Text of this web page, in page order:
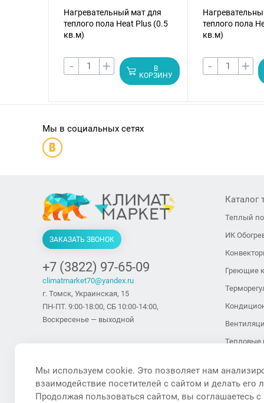
Нагревательный мат для
теплого пола Heat Plus (0.5
кв.м)
- +
В
КОРЗИНУ
теплого пола
кв.м)
- +
Мы в социальных сетях
ЗАКАЗАТЬ ЗВОНОК
+7 (3822) 97-65-09
climatmarket70@yandex.ru
г. Томск, Украинская, 15
ПН-ПТ. 9:00-18:00, СБ 10:00-14:00,
Воскресенье — выходной
Каталог
Теплый
ИК
Греющие
Тепловые
Тепловые
Мы используем cookie. Это позволяет нам
взаимодействие посетителей с сайтом и делать его
Продолжая пользоваться сайтом, вы соглашаетесь с